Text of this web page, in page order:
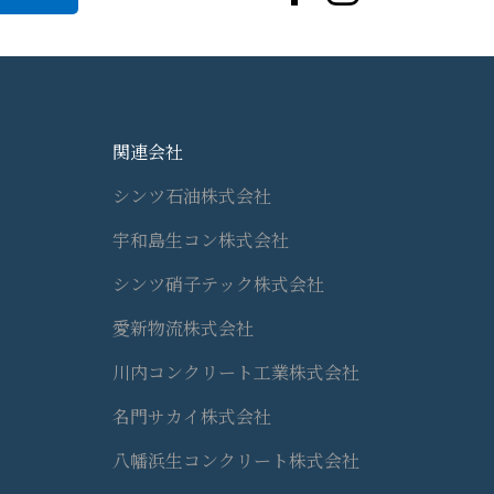
関連会社
シンツ石油株式会社
宇和島生コン株式会社
シンツ硝子テック株式会社
愛新物流株式会社
川内コンクリート工業株式会社
名門サカイ株式会社
八幡浜生コンクリート株式会社